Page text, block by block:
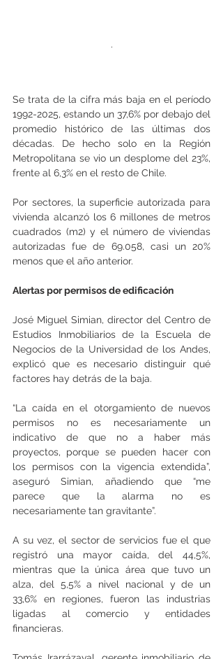
.
Se trata de la cifra más baja en el período
1992-2025, estando un 37,6% por debajo del
promedio histórico de las últimas dos
décadas. De hecho solo en la Región
Metropolitana se vio un desplome del 23%,
frente al 6,3% en el resto de Chile.
Por sectores, la superficie autorizada para
vivienda alcanzó los 6 millones de metros
cuadrados (m2) y el número de viviendas
autorizadas fue de 69.058, casi un 20%
menos que el año anterior.
Alertas por permisos de edificación
José Miguel Simian, director del Centro de
Estudios Inmobiliarios de la Escuela de
Negocios de la Universidad de los Andes,
explicó que es necesario distinguir qué
factores hay detrás de la baja.
“La caída en el otorgamiento de nuevos
permisos no es necesariamente un
indicativo de que no a haber más
proyectos, porque se pueden hacer con
los permisos con la vigencia extendida”,
aseguró Simian, añadiendo que “me
parece que la alarma no es
necesariamente tan gravitante”.
A su vez, el sector de servicios fue el que
registró una mayor caída, del 44,5%,
mientras que la única área que tuvo un
alza, del 5,5% a nivel nacional y de un
33,6% en regiones, fueron las industrias
ligadas al comercio y entidades
financieras.